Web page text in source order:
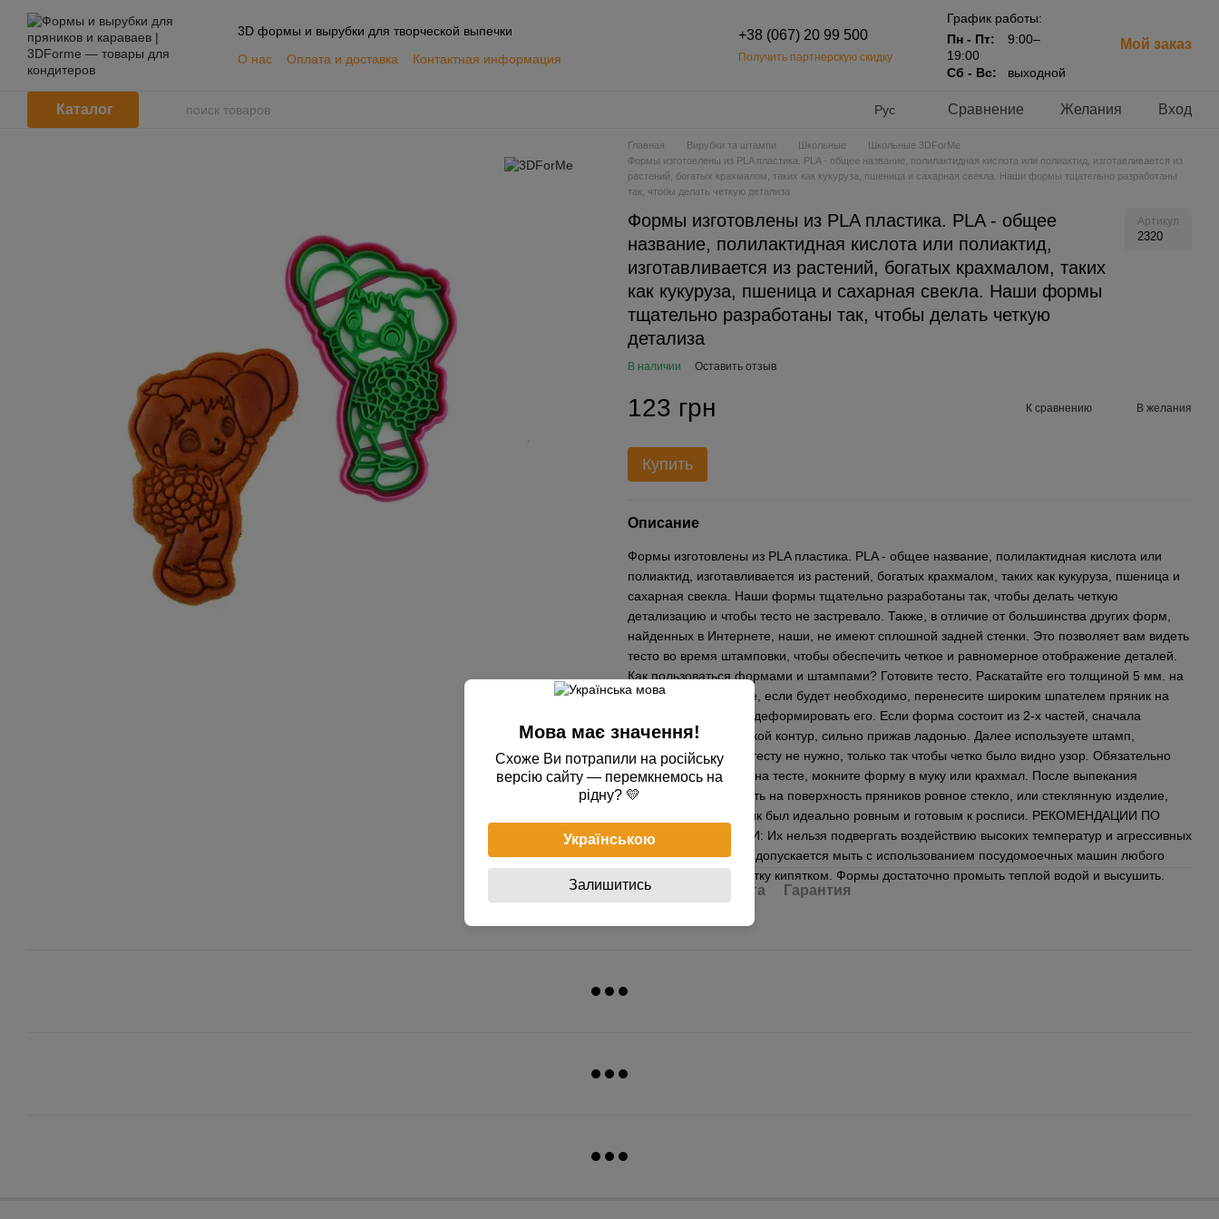
Перейти к основному контенту
3D формы и вырубки для творческой выпечки
О нас
Оплата и доставка
Контактная информация
+38 (067) 20 99 500
Получить партнерскую скидку
График работы:
Пн - Пт:
9:00–
19:00
Сб - Вс:
выходной
Мой заказ
Каталог Рус Сравнение Желания Вход
Главная Вирубки та штампи Школьные
Школьные 3DForMe
Формы изготовлены из PLA пластика. PLA - общее название, полилактидная кислота или полиактид, изготавливается из
растений, богатых крахмалом, таких как кукуруза, пшеница и сахарная свекла. Наши формы тщательно разработаны
так, чтобы делать четкую детализа
Формы изготовлены из PLA пластика. PLA - общее
название, полилактидная кислота или полиактид,
изготавливается из растений, богатых крахмалом, таких
как кукуруза, пшеница и сахарная свекла. Наши формы
тщательно разработаны так, чтобы делать четкую
детализа
Артикул
2320
В наличии Оставить отзыв
123 грн К сравнению В желания
Купить
Описание
Формы изготовлены из PLA пластика. PLA - общее название, полилактидная кислота или
полиактид, изготавливается из растений, богатых крахмалом, таких как кукуруза, пшеница и
сахарная свекла. Наши формы тщательно разработаны так, чтобы делать четкую
детализацию и чтобы тесто не застревало. Также, в отличие от большинства других форм,
найденных в Интернете, наши, не имеют сплошной задней стенки. Это позволяет вам видеть
тесто во время штамповки, чтобы обеспечить четкое и равномерное отображение деталей.
Как пользоваться формами и штампами? Готовите тесто. Раскатайте его толщиной 5 мм. на
пергаментной бумаге, если будет необходимо, перенесите широким шпателем пряник на
противень, чтобы не деформировать его. Если форма состоит из 2-х частей, сначала
выдавливаете вырубкой контур, сильно прижав ладонью. Далее используете штамп,
прижимать сильно к тесту не нужно, только так чтобы четко было видно узор. Обязательно
перед применением на тесте, мокните форму в муку или крахмал. После выпекания
желательно приложить на поверхность пряников ровное стекло, или стеклянную изделие,
для того чтобы пряник был идеально ровным и готовым к росписи. РЕКОМЕНДАЦИИ ПО
УХОДУ ЗА ФОРМАМИ: Их нельзя подвергать воздействию высоких температур и агрессивных
моющих средств. Не допускается мыть с использованием посудомоечных машин любого
типа, а также обработку кипятком. Формы достаточно промыть теплой водой и высушить.
Доставка Оплата Гарантия
Мова має значення!
Схоже Ви потрапили на російську
версію сайту — перемкнемось на
рідну? 💛
Українською
Залишитись